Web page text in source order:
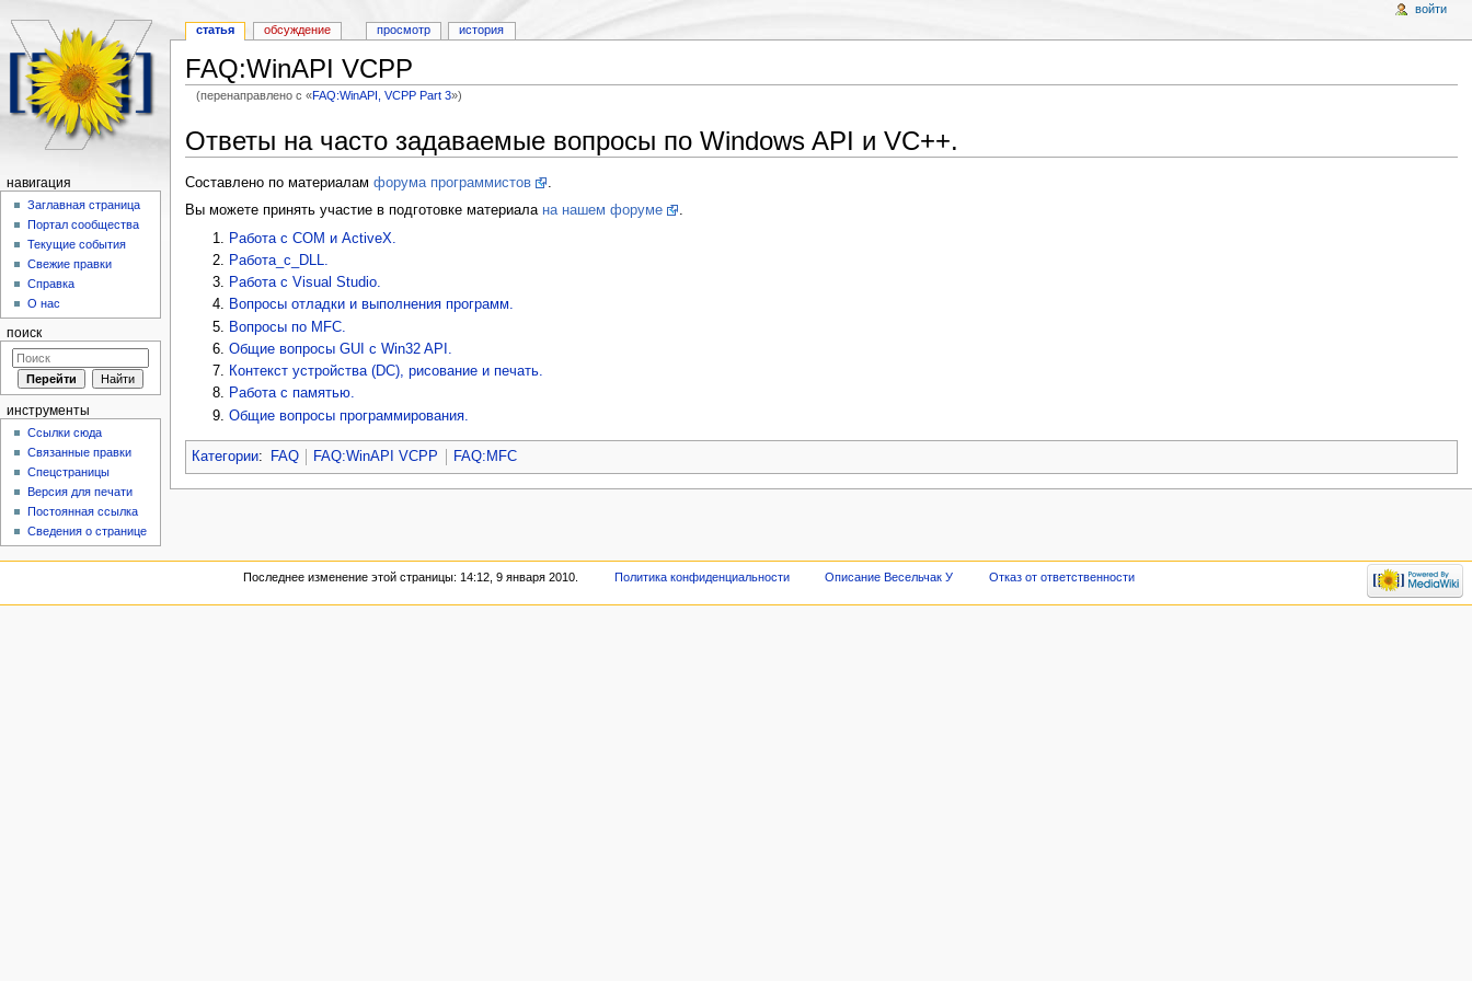
FAQ:WinAPI VCPP
(перенаправлено с «FAQ:WinAPI, VCPP Part 3»)
Ответы на часто задаваемые вопросы по Windows API и VC++.
Составлено по материалам форума программистов
.
Вы можете принять участие в подготовке материала на нашем форуме
.
Работа с COM и ActiveX.
Работа_с_DLL.
Работа с Visual Studio.
Вопросы отладки и выполнения программ.
Вопросы по MFC.
Общие вопросы GUI с Win32 API.
Контекст устройства (DC), рисование и печать.
Работа с памятью.
Общие вопросы программирования.
Категории: FAQ FAQ:WinAPI VCPP FAQ:MFC
статья обсуждение просмотр история
войти
навигация
Заглавная страница
Портал сообщества
Текущие события
Свежие правки
Справка
О нас
поиск
инструменты
Ссылки сюда
Связанные правки
Спецстраницы
Версия для печати
Постоянная ссылка
Сведения о странице
Последнее изменение этой страницы: 14:12, 9 января 2010. Политика конфиденциальности Описание Весельчак У Отказ от ответственности